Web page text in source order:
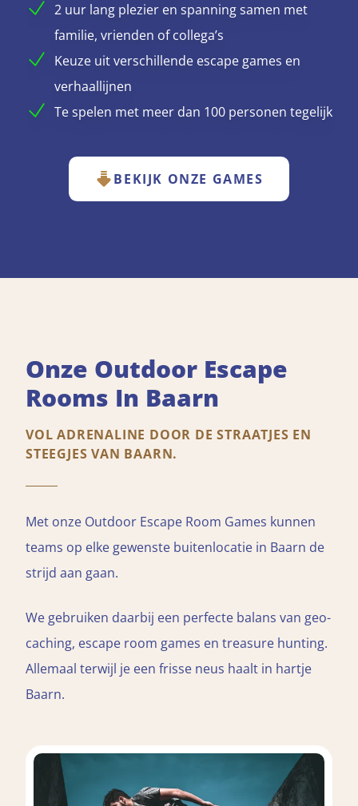
2 uur lang plezier en spanning samen met
familie, vrienden of collega’s
Keuze uit verschillende escape games en
verhaallijnen
Te spelen met meer dan 100 personen tegelijk
BEKIJK ONZE GAMES
Onze Outdoor Escape
Rooms In Baarn
VOL ADRENALINE DOOR DE STRAATJES EN
STEEGJES VAN BAARN.
Met onze Outdoor Escape Room Games kunnen
teams op elke gewenste buitenlocatie in Baarn de
strijd aan gaan.
We gebruiken daarbij een perfecte balans van geo-
caching, escape room games en treasure hunting.
Allemaal terwijl je een frisse neus haalt in hartje
Baarn.